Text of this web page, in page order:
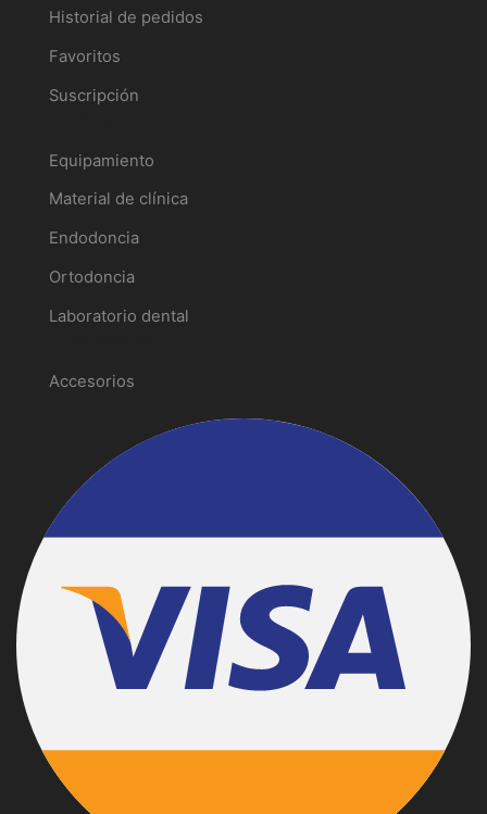
Historial de pedidos
Favoritos
Suscripción
Equipamiento
Material de clínica
Endodoncia
Ortodoncia
Laboratorio dental
Accesorios